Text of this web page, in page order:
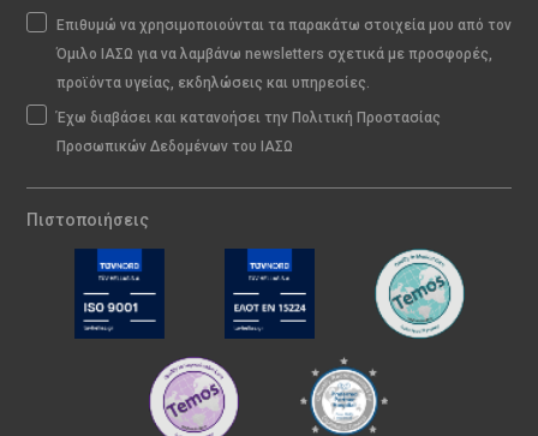
Επιθυμώ να χρησιμοποιούνται τα παρακάτω στοιχεία μου από τον
Όμιλο ΙΑΣΩ για να λαμβάνω newsletters σχετικά με προσφορές,
προϊόντα υγείας, εκδηλώσεις και υπηρεσίες.
Έχω διαβάσει και κατανοήσει την Πολιτική Προστασίας
Προσωπικών Δεδομένων του ΙΑΣΩ
Πιστοποιήσεις